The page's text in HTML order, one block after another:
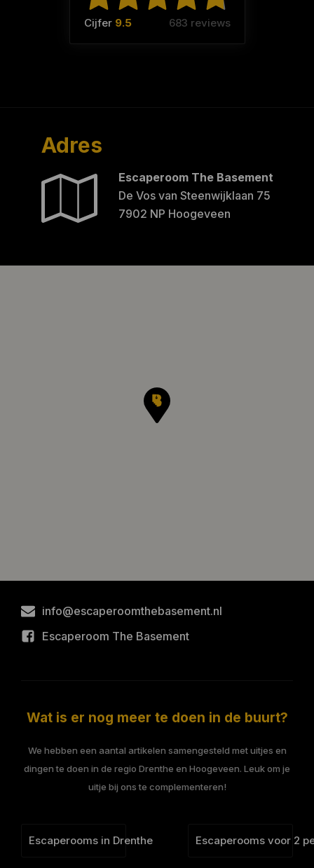
Cijfer 9.5 683 reviews
Adres
Escaperoom The Basement
De Vos van Steenwijklaan 75
7902 NP Hoogeveen
info@escaperoomthebasement.nl
Escaperoom The Basement
Wat is er nog meer te doen in de buurt?
We hebben een aantal artikelen samengesteld met uitjes en
dingen te doen in de regio Drenthe en Hoogeveen. Leuk om je
uitje bij ons te complementeren!
Escaperooms in Drenthe Escaperooms voor 2